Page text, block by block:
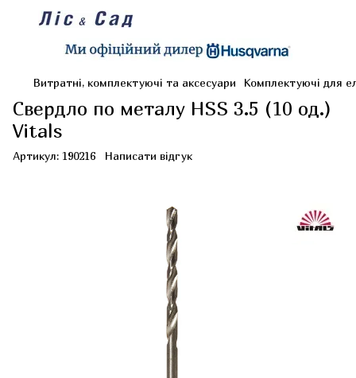
Витратні, комплектуючі та аксесуари Комплектуючі для
Свердло по металу HSS 3.5 (10 од.)
Vitals
Артикул: 190216 Написати відгук